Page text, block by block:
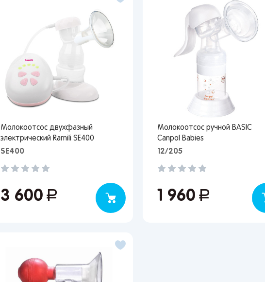
Молокоотсос двухфазный
электрический Ramili SE400
SE400
3 600руб.
Молокоотсос ручной BASIC
Canpol Babies
12/205
1 960руб.
получать индивидуальные рекомендации
Регистрация
Вы сможете отслеживать статус своих заказов и
получать индивидуальные рекомендации
От выбранного региона зависят доступные способы доставки, их
стоимость и наличие товаров
Краснодар
Санкт-Петербург
Волгоград
Ростов-на-Дону
Набережные Челны
Тольятти
Пермь
Саратов
Екатеринбург
Иркутск